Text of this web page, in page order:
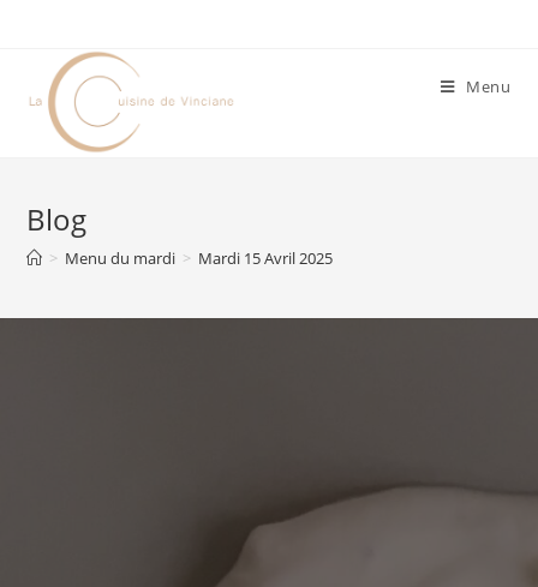
Menu
Blog
> Menu du mardi > Mardi 15 Avril 2025